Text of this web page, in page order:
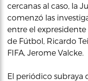
cercanas al caso, la
comenzó las
entre el
de Fútbol, Ricardo
FIFA, Jerome Valcke.
El periódico subraya